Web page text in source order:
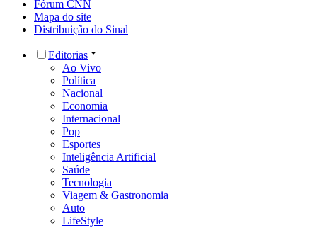
Fórum CNN
Mapa do site
Distribuição do Sinal
Editorias
Ao Vivo
Política
Nacional
Economia
Internacional
Pop
Esportes
Inteligência Artificial
Saúde
Tecnologia
Viagem & Gastronomia
Auto
LifeStyle